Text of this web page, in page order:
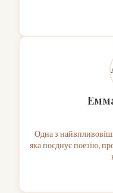
Одна з
яка поєднує поезію,